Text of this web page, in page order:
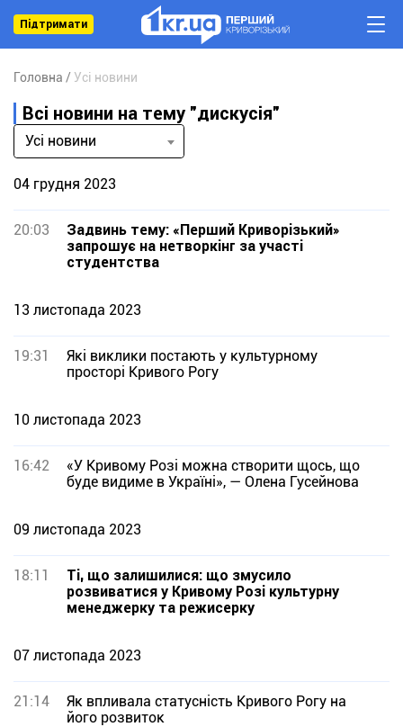
Підтримати
Головна Усі новини
Всі новини на тему "дискусія"
Усі новини
04 грудня 2023
20:03
Задвинь тему: «Перший Криворізький»
запрошує на нетворкінг за участі
студентства
13 листопада 2023
19:31
Які виклики постають у культурному
просторі Кривого Рогу
10 листопада 2023
16:42
«У Кривому Розі можна створити щось, що
буде видиме в Україні», — Олена Гусейнова
09 листопада 2023
18:11
Ті, що залишилися: що змусило
розвиватися у Кривому Розі культурну
менеджерку та режисерку
07 листопада 2023
21:14
Як впливала статусність Кривого Рогу на
його розвиток